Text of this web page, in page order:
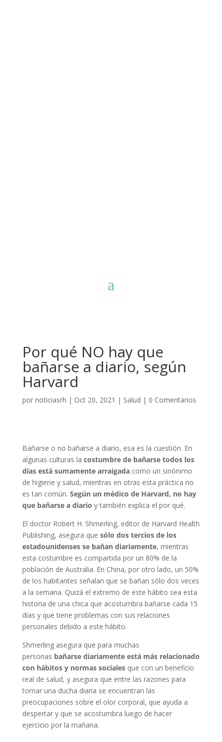
Por qué NO hay que
bañarse a diario, según
Harvard
por noticiasrh | Oct 20, 2021 | Salud | 0 Comentarios
Bañarse o no bañarse a diario, esa es la cuestión. En
algunas culturas la costumbre de bañarse todos los
días está sumamente arraigadacomo un sinónimo
de higiene y salud, mientras en otras esta práctica no
es tan común. Según un médico de Harvard, no hay
que bañarse a diario y también explica el por qué.
El doctor Robert H. Shmerling, editor de Harvard Health
Publishing, asegura que sólo dos tercios de los
estadounidenses se bañan diariamente, mientras
esta costumbre es compartida por un 80% de la
población de Australia. En China, por otro lado, un 50%
de los habitantes señalan que se bañan sólo dos veces
a la semana. Quizá el extremo de este hábito sea esta
historia de una chica que acostumbra bañarse cada 15
días y que tiene problemas con sus relaciones
personales debido a este hábito.
Shmerling asegura que para muchas
personas bañarse diariamente está más relacionado
con hábitos y normas sociales que con un beneficio
real de salud, y asegura que entre las razones para
tomar una ducha diaria se encuentran las
preocupaciones sobre el olor corporal, que ayuda a
despertar y que se acostumbra luego de hacer
ejercicio por la mañana.